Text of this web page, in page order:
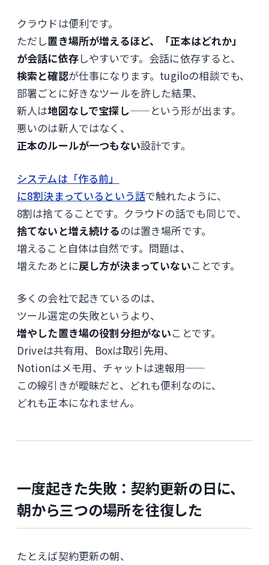
クラウドは便利です。
ただし置き場所が増えるほど、「正本はどれか」
が会話に依存しやすいです。会話に依存すると、
検索と確認が仕事になります。tugiloの相談でも、
部署ごとに好きなツールを許した結果、
新人は地図なしで宝探し——という形が出ます。
悪いのは新人ではなく、
正本のルールが一つもない設計です。
システムは「作る前」
に8割決まっているという話で触れたように、
8割は捨てることです。クラウドの話でも同じで、
捨てないと増え続けるのは置き場所です。
増えること自体は自然です。問題は、
増えたあとに戻し方が決まっていないことです。
多くの会社で起きているのは、
ツール選定の失敗というより、
増やした置き場の役割分担がないことです。
Driveは共有用、Boxは取引先用、
Notionはメモ用、チャットは速報用——
この線引きが曖昧だと、どれも便利なのに、
どれも正本になれません。
一度起きた失敗：契約更新の日に、
朝から三つの場所を往復した
たとえば契約更新の朝、